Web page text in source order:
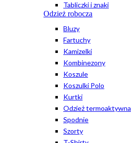
Tabliczki i znaki
Odzież robocza
Bluzy
Fartuchy
Kamizelki
Kombinezony
Koszule
Koszulki Polo
Kurtki
Odzież termoaktywna
Spodnie
Szorty